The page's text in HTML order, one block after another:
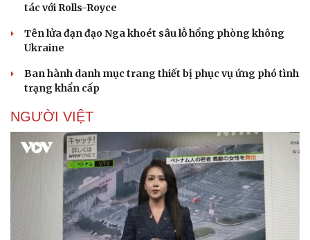
tác với Rolls-Royce
Tên lửa đạn đạo Nga khoét sâu lỗ hổng phòng không
Ukraine
Ban hành danh mục trang thiết bị phục vụ ứng phó tình
trạng khẩn cấp
NGƯỜI VIỆT